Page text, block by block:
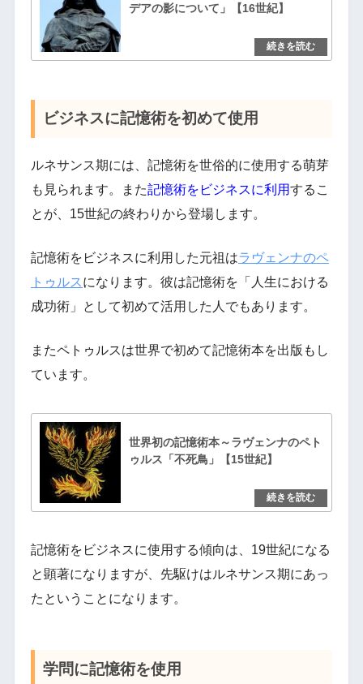
デアの影について」【16世紀】
ビジネスに記憶術を初めて使用
ルネサンス期には、記憶術を世俗的に使用する萌芽
も見られます。また記憶術をビジネスに利用するこ
とが、15世紀の終わりから登場します。
記憶術をビジネスに利用した元祖はラヴェンナのペ
トゥルス になります。彼は記憶術を「人生における
成功術」として初めて活用した人でもあります。
またペトゥルスは世界で初めて記憶術本を出版もし
ています。
世界初の記憶術本～ラヴェンナのペト
ゥルス「不死鳥」【15世紀】
記憶術をビジネスに使用する傾向は、19世紀になる
と顕著になりますが、先駆けはルネサンス期にあっ
たということになります。
学問に記憶術を使用